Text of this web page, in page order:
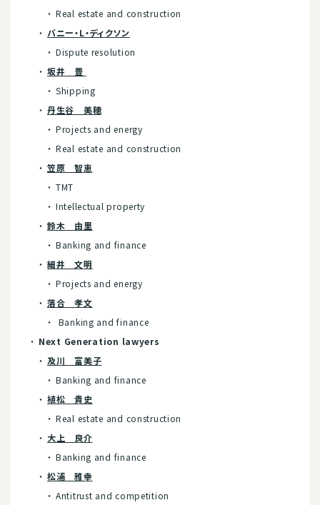
Real estate and construction
バニー・L・ディクソン
Dispute resolution
坂井 豊
Shipping
丹生谷 美穂
Projects and energy
Real estate and construction
笠原 智恵
TMT
Intellectual property
鈴木 由里
Banking and finance
細井 文明
Projects and energy
落合 孝文
Banking and finance
Next Generation lawyers
及川 富美子
Banking and finance
植松 貴史
Real estate and construction
大上 良介
Banking and finance
松浦 雅幸
Antitrust and competition